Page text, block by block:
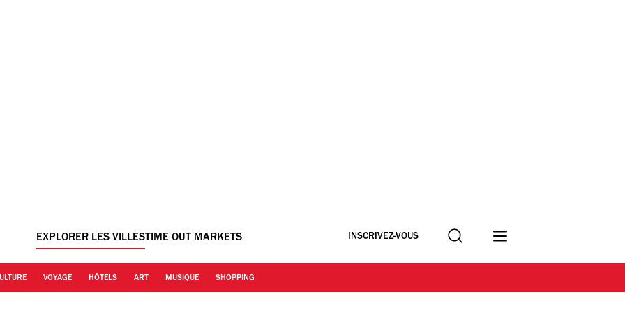
EXPLORER LES VILLESTIME OUT MARKETS INSCRIVEZ-VOUS Recherche
VOYAGE HÔTELS ART MUSIQUE SHOPPING